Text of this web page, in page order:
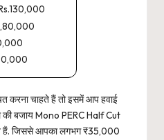
करना चाहते हैं तो इसमें आप हवाई
बजाय Mono PERC Half Cut
हैं. जिससे आपका लगभग ₹35,000